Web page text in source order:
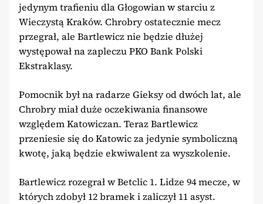
jedynym trafieniu dla Głogowian w starciu z
Wieczystą Kraków. Chrobry ostatecznie mecz
przegrał, ale Bartlewicz nie będzie dłużej
występował na zapleczu PKO Bank Polski
Ekstraklasy.
Pomocnik był na radarze Gieksy od dwóch lat, ale
Chrobry miał duże oczekiwania finansowe
względem Katowiczan. Teraz Bartlewicz
przeniesie się do Katowic za jedynie symboliczną
kwotę, jaką będzie ekwiwalent za wyszkolenie.
Bartlewicz rozegrał w Betclic 1. Lidze 94 mecze, w
których zdobył 12 bramek i zaliczył 11 asyst.